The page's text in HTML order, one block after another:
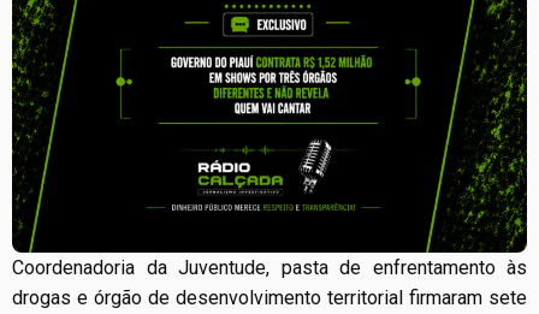
Coordenadoria da Juventude, pasta de enfrentamento às
drogas e órgão de desenvolvimento territorial firmaram sete